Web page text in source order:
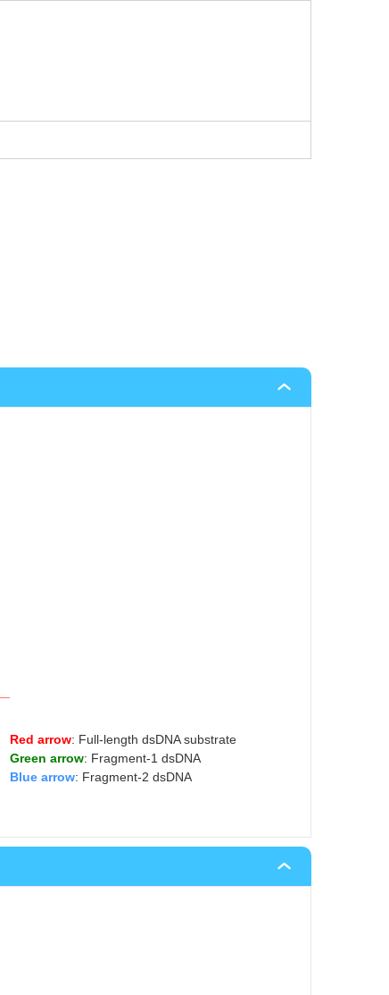
Red arrow: Full-length dsDNA substrate
Green arrow: Fragment-1 dsDNA
Blue arrow: Fragment-2 dsDNA